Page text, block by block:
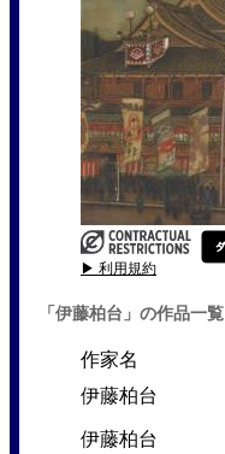
▶ 利用規約
「伊藤柏台」の作品一覧
作家名
伊藤柏台
伊藤柏台